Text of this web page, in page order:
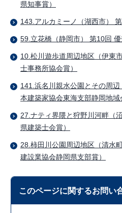
県知事賞）
143.アルカミーノ（湖西市）
59.立花橋（静岡市） 第10回 優
10.松川遊歩道周辺地区（伊東
士事務所協会賞）
141.浜名川親水公園とその周
本建築家協会東海支部静岡地域
27.ナティ界隈と狩野川河畔（
県建築士会賞）
28.柿田川公園周辺地区（清水
建設業協会静岡県支部賞）
このページに関するお問い